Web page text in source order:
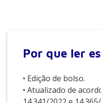
Por que ler
• Edição de bolso.
• Atualizado de